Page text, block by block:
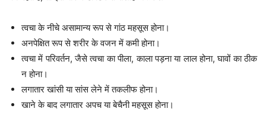
त्वचा के नीचे असामान्य रूप से गांठ महसूस होना।
अनपेक्षित रूप से शरीर के वजन में कमी होना।
त्वचा में परिवर्तन, जैसे त्वचा का पीला, काला पड़ना या लाल होना, घावों का ठीक
न होना।
लगातार खांसी या सांस लेने में तकलीफ होना।
खाने के बाद लगातार अपच या बेचैनी महसूस होना।